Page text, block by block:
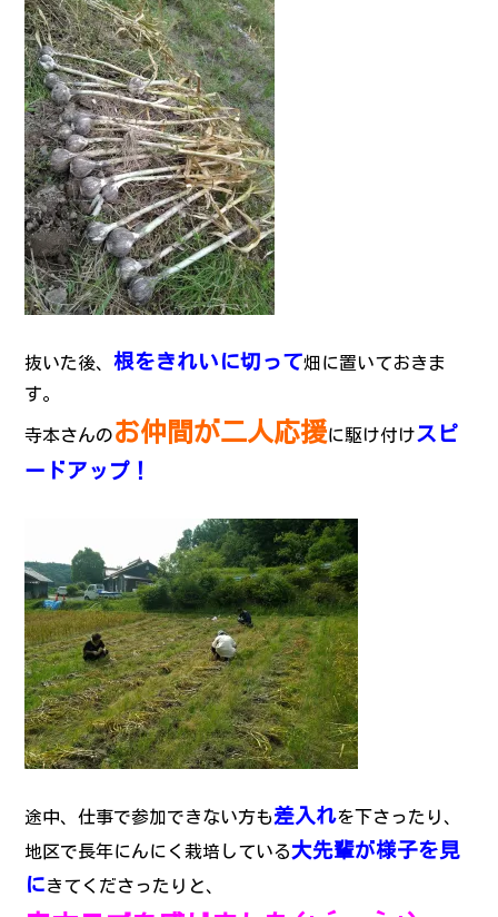
抜いた後、根をきれいに切って畑に置いておきま
す。
寺本さんのお仲間が二人応援に駆け付けスピ
ードアップ！
途中、仕事で参加できない方も差入れを下さったり、
地区で長年にんにく栽培している大先輩が様子を見
にきてくださったりと、